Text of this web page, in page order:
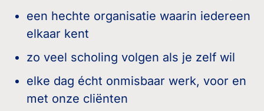
een hechte organisatie waarin iedereen
elkaar kent
zo veel scholing volgen als je zelf wil
elke dag écht onmisbaar werk, voor en
met onze cliënten